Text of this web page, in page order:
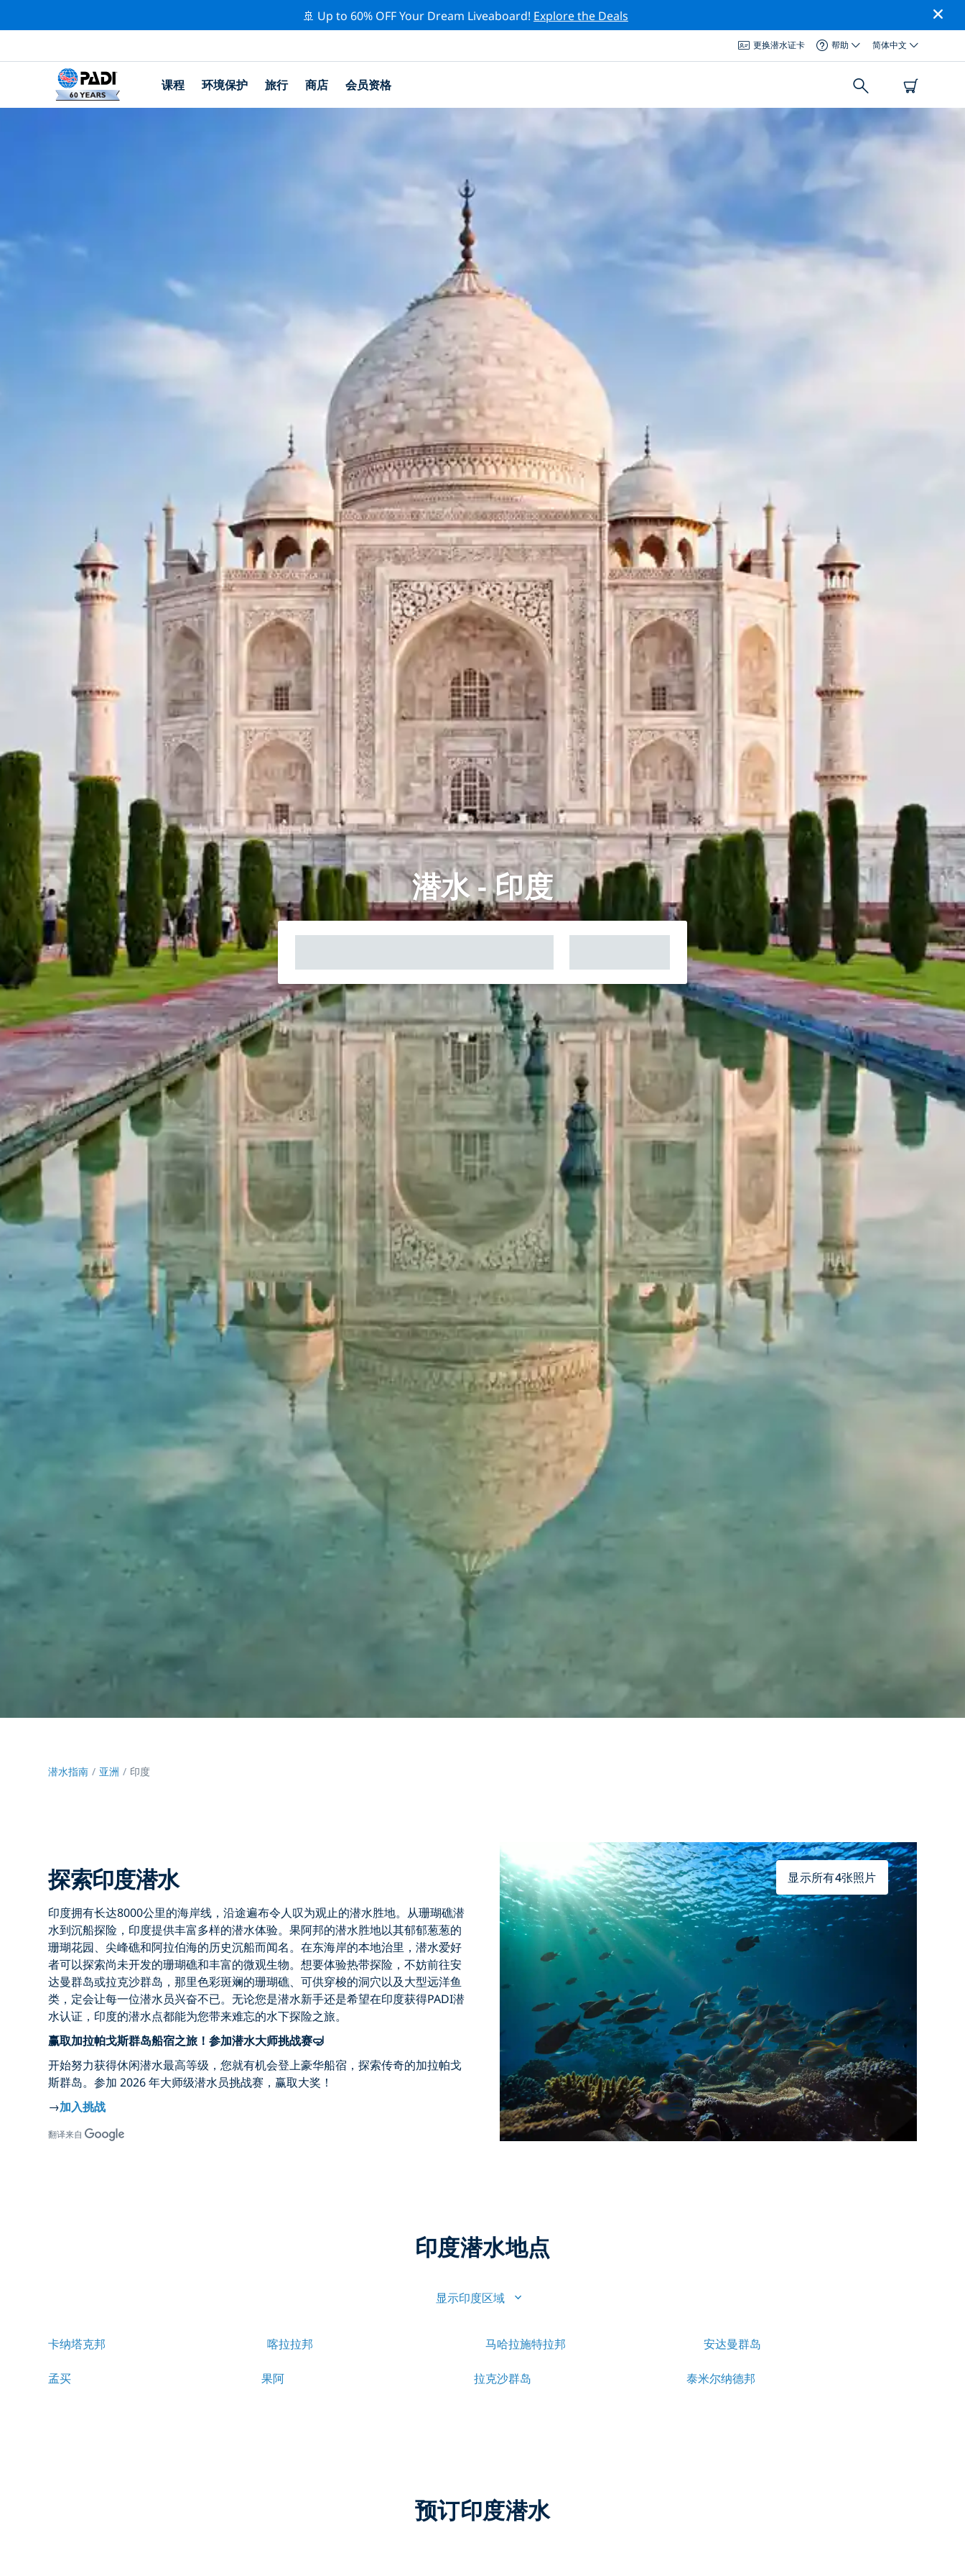
🚢 Up to 60% OFF Your Dream Liveaboard! Explore the Deals
更换潜水证卡 帮助 简体中文
课程 环境保护 旅行 商店 会员资格
潜水 - 印度
潜水指南 亚洲 印度
探索印度潜水
印度拥有长达8000公里的海岸线 ，沿途遍布令人叹为观止的潜水胜地。从珊瑚礁潜
水到沉船探险 ，印度提供丰富多样的潜水体验。果阿邦的潜水胜地以其郁郁葱葱的
珊瑚花园、 尖峰礁和阿拉伯海的历史沉船而闻名。在东海岸的本地治里，潜水爱好
者可以探索尚未开发的珊瑚礁和丰富的微观生物。想要体验热带探险，不妨前往安
达曼群岛或拉克沙群岛 ，那里色彩斑斓的珊瑚礁、可供穿梭的洞穴以及大型远洋鱼
类，定会让每一位潜水员兴奋不已。无论您是潜水新手还是希望在印度获得PADI潜
水认证 ，印度的潜水点都能为您带来难忘的水下探险之旅。
赢取加拉帕戈斯群岛船宿之旅！参加潜水大师挑战赛🤿
开始努力获得休闲潜水最高等级，您就有机会登上豪华船宿，探索传奇的加拉帕戈
斯群岛。参加 2026 年大师级潜水员挑战赛，赢取大奖！
→加入挑战
翻译来自
显示所有4张照片
印度潜水地点
显示印度区域
卡纳塔克邦 喀拉拉邦 马哈拉施特拉邦 安达曼群岛
孟买 果阿 拉克沙群岛 泰米尔纳德邦
预订印度潜水